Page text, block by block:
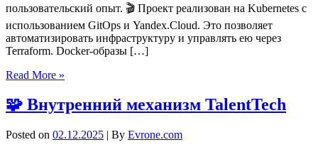
пользовательский опыт. 🎬 Проект реализован на Kubernetes с
использованием GitOps и Yandex.Cloud. Это позволяет
автоматизировать инфраструктуру и управлять ею через
Terraform. Docker-образы […]
Read More »
🧩 Внутренний механизм TalentTech
Posted on 02.12.2025 | By Evrone.com